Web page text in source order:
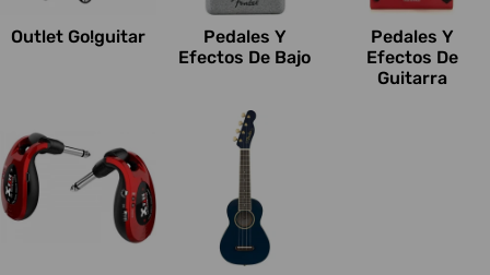
Outlet Go!guitar
Pedales Y
Efectos De Bajo
Pedales Y
Efectos De
Guitarra